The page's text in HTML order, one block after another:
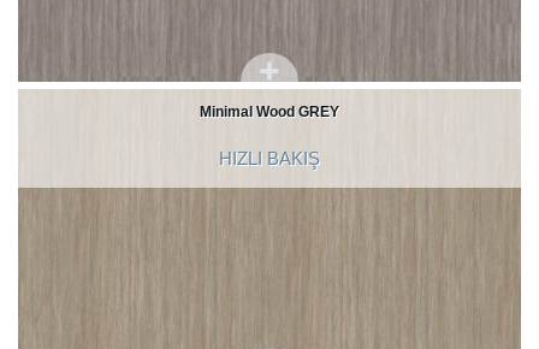
Minimal Wood GREY
HIZLI BAKIŞ